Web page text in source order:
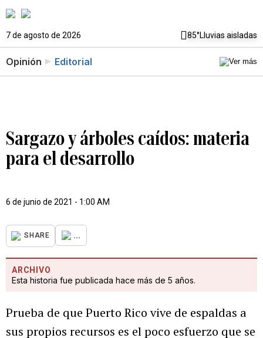
7 de agosto de 2026 85°Lluvias aisladas
Opinión Editorial
Sargazo y árboles caídos: materia
para el desarrollo
6 de junio de 2021 - 1:00 AM
SHARE ...
ARCHIVO
Esta historia fue publicada hace más de 5 años.
Prueba de que Puerto Rico vive de espaldas a
sus propios recursos es el poco esfuerzo que se